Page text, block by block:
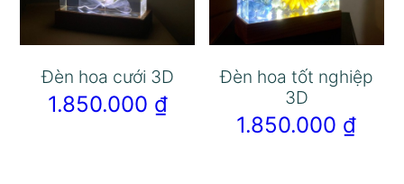
Đèn hoa cưới 3D
1.850.000 ₫
Đèn hoa tốt nghiệp
3D
1.850.000 ₫